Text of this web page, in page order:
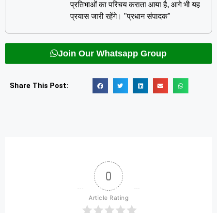
प्रतिभाओं का परिचय कराता आया है, आगे भी यह
प्रयास जारी रहेंगे। "प्रधान संपादक"
Join Our Whatsapp Group
Share This Post:
0
Article Rating